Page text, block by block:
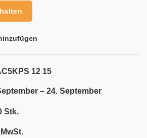
12 15
– 24. September
Stk.